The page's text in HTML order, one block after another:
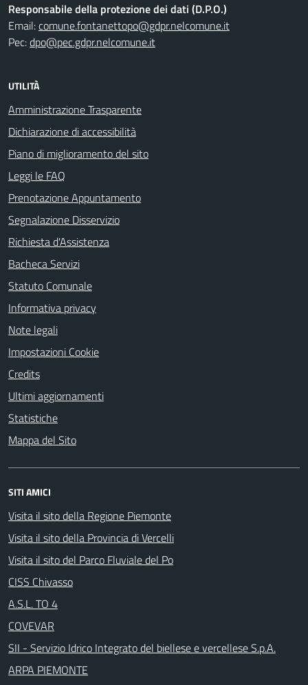
Responsabile della protezione dei dati (D.P.O.)
Email:comune.fontanettopo@gdpr.nelcomune.it
Pec:dpo@pec.gdpr.nelcomune.it
UTILITÀ
Amministrazione Trasparente
Dichiarazione di accessibilità
Piano di miglioramento del sito
Leggi le FAQ
Prenotazione Appuntamento
Segnalazione Disservizio
Richiesta d'Assistenza
Bacheca Servizi
Statuto Comunale
Informativa privacy
Note legali
Impostazioni Cookie
Credits
Ultimi aggiornamenti
Statistiche
Mappa del Sito
SITI AMICI
Visita il sito della Regione Piemonte
Visita il sito della Provincia di Vercelli
Visita il sito del Parco Fluviale del Po
CISS Chivasso
A.S.L. TO 4
COVEVAR
SII - Servizio Idrico Integrato del biellese e vercellese S.p.A.
ARPA PIEMONTE